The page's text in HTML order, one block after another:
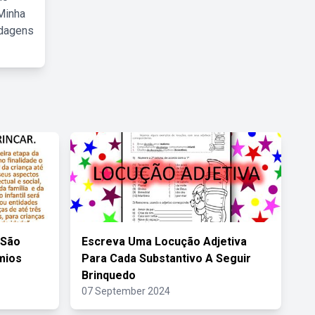
Escreva Uma Locução Adjetiva
Para Cada Substantivo A Seguir
Brinquedo
07 September 2024